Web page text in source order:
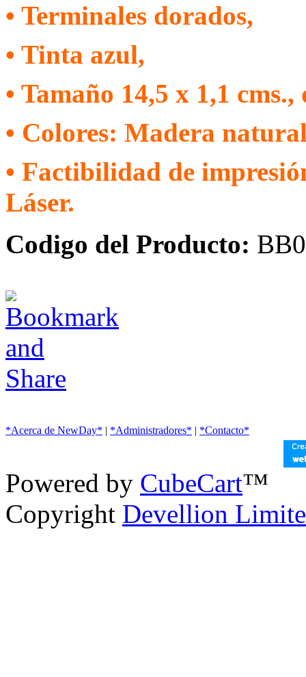
• Terminales dorados,
• Tinta azul,
• Tamaño 14,5 x 1,1
• Colores: Madera
• Factibilidad de
Láser.
Codigo del Producto:
*Acerca de NewDay* | *Administradores* | *Contacto*
Powered by CubeCart™
Copyright Devellion